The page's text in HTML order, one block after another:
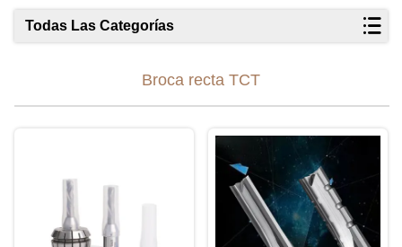
Todas Las Categorías
Broca recta TCT